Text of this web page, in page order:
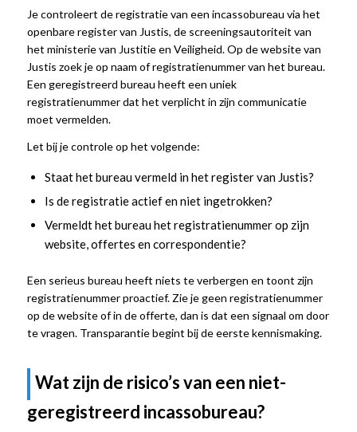
Je controleert de registratie van een incassobureau via het
openbare register van Justis, de screeningsautoriteit van
het ministerie van Justitie en Veiligheid. Op de website van
Justis zoek je op naam of registratienummer van het bureau.
Een geregistreerd bureau heeft een uniek
registratienummer dat het verplicht in zijn communicatie
moet vermelden.
Let bij je controle op het volgende:
Staat het bureau vermeld in het register van Justis?
Is de registratie actief en niet ingetrokken?
Vermeldt het bureau het registratienummer op zijn
website, offertes en correspondentie?
Een serieus bureau heeft niets te verbergen en toont zijn
registratienummer proactief. Zie je geen registratienummer
op de website of in de offerte, dan is dat een signaal om door
te vragen. Transparantie begint bij de eerste kennismaking.
Wat zijn de risico’s van een niet-
geregistreerd incassobureau?